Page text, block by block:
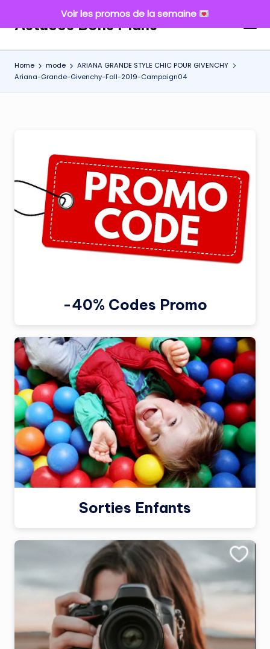
Skip
content
Astuces Bons Plans
Home mode
ARIANA GRANDE STYLE CHIC POUR GIVENCHY
Ariana-Grande-Givenchy-Fall-2019-Campaign04
-40% Codes Promo
Sorties Enfants
Voir les promos de la semaine